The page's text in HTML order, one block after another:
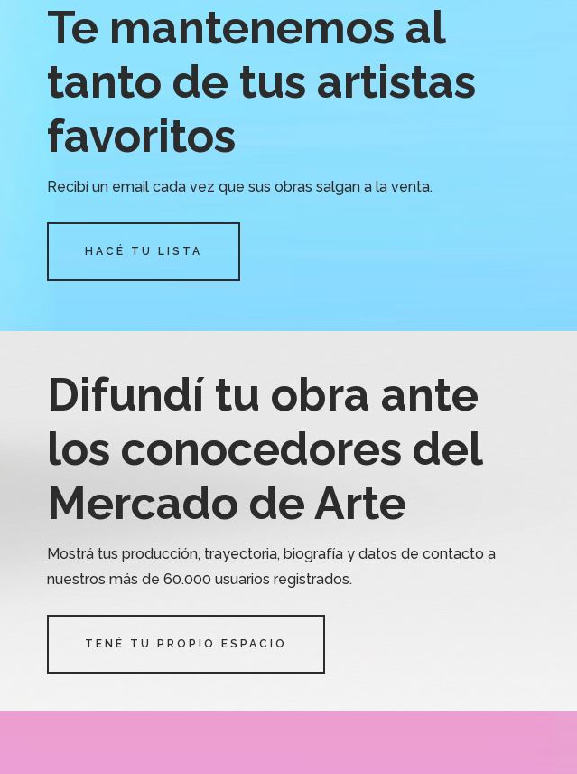
Te mantenemos al
tanto de tus artistas
favoritos
Recibí un email cada vez que sus obras salgan a la venta.
HACÉ TU LISTA
Difundí tu obra ante
los conocedores del
Mercado de Arte
Mostrá tus producción, trayectoria, biografía y datos de contacto a
nuestros más de 60.000 usuarios registrados.
TENÉ TU PROPIO ESPACIO